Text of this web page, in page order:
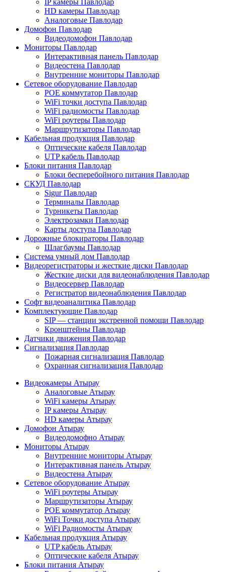
HD камеры Павлодар
Аналоговые Павлодар
Домофон Павлодар
Видеодомофон Павлодар
Мониторы Павлодар
Интерактивная панель Павлодар
Видеостена Павлодар
Внутренние мониторы Павлодар
Сетевое оборудование Павлодар
POE коммутатор Павлодар
WiFi точки доступа Павлодар
WiFi радиомосты Павлодар
WiFi роутеры Павлодар
Маршрутизаторы Павлодар
Кабельная продукция Павлодар
Оптические кабеля Павлодар
UTP кабель Павлодар
Блоки питания Павлодар
Блоки бесперебойного питания Павлодар
СКУД Павлодар
Sigur Павлодар
Терминалы Павлодар
Турникеты Павлодар
Электрозамки Павлодар
Карты доступа Павлодар
Дорожные блокираторы Павлодар
Шлагбаумы Павлодар
Система умный дом Павлодар
Видеорегистраторы и жесткие диски Павлодар
Жесткие диски для видеонаблюдения Павлодар
Видеосервер Павлодар
Регистратор видеонаблюдения Павлодар
Софт видеоаналитика Павлодар
Комплектующие Павлодар
SIP — станции экстренной помощи Павлодар
Кронштейны Павлодар
Датчики движения Павлодар
Сигнализация Павлодар
Пожарная сигнализация Павлодар
Охранная сигнализация Павлодар
Видеокамеры Атырау
Аналоговые Атырау
WiFi камеры Атырау
IP камеры Атырау
HD камеры Атырау
Домофон Атырау
Видеодомофно Атырау
Мониторы Атырау
Внутренние мониторы Атырау
Интерактивная панель Атырау
Видеостена Атырау
Сетевое оборудование Атырау
WiFi роутеры Атырау
Маршрутизаторы Атырау
POE коммутатор Атырау
WiFi Точки доступа Атырау
WiFi Радиомосты Атырау
Кабельная продукция Атырау
UTP кабель Атырау
Оптические кабеля Атырау
Блоки питания Атырау